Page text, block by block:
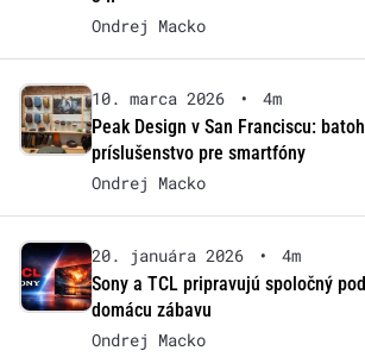
Ondrej Macko
10. marca 2026 •
4m
Peak Design v San Franciscu:
príslušenstvo pre smartfóny
Ondrej Macko
20. januára 2026 •
4m
Sony a TCL pripravujú spoločný
domácu zábavu
Ondrej Macko